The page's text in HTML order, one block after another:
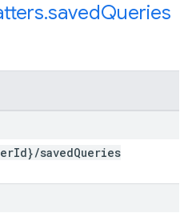
.savedQueries
Id}/savedQueries